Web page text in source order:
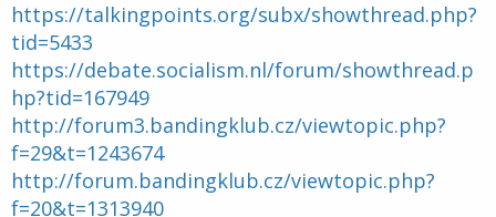
https://talkingpoints.org/subx/showthread.php?
tid=5433
https://debate.socialism.nl/forum/showthread.p
hp?tid=167949
http://forum3.bandingklub.cz/viewtopic.php?
f=29&t=1243674
http://forum.bandingklub.cz/viewtopic.php?
f=20&t=1313940